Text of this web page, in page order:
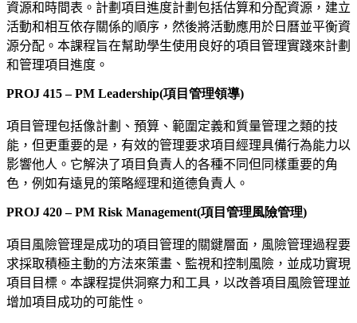
資源和時間表。計劃項目進度計劃包括估算和分配資源，建立
活動和相互依存關係的順序，然後將活動應用於日曆並平衡資
源分配。本課程旨在幫助學生使用良好的項目管理實踐來計劃
和管理項目進度。
PROJ 415 – PM Leadership(項目管理領導)
項目管理包括像計劃、預算、範圍定義和質量管理之類的技
能，但更重要的是，有效的管理要求項目經理具備行為能力以
影響他人。它解決了項目負責人的各種不同但同樣重要的角
色，例如有遠見的策略經理和道德負責人。
PROJ 420 – PM Risk Management(項目管理風險管理)
項目風險管理是成功的項目管理的關鍵層面，風險管理過程要
求採取積極主動的方法來策畫、監視和控制風險，並成功實現
項目目標。本課程提供洞察力和工具，以改善項目風險管理並
增加項目成功的可能性。